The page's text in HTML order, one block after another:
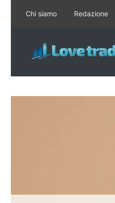
contenuto
Chi siamo Redazione